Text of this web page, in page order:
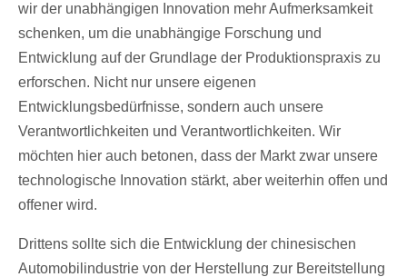
wir der unabhängigen Innovation mehr Aufmerksamkeit
schenken, um die unabhängige Forschung und
Entwicklung auf der Grundlage der Produktionspraxis zu
erforschen. Nicht nur unsere eigenen
Entwicklungsbedürfnisse, sondern auch unsere
Verantwortlichkeiten und Verantwortlichkeiten. Wir
möchten hier auch betonen, dass der Markt zwar unsere
technologische Innovation stärkt, aber weiterhin offen und
offener wird.
Drittens sollte sich die Entwicklung der chinesischen
Automobilindustrie von der Herstellung zur Bereitstellung